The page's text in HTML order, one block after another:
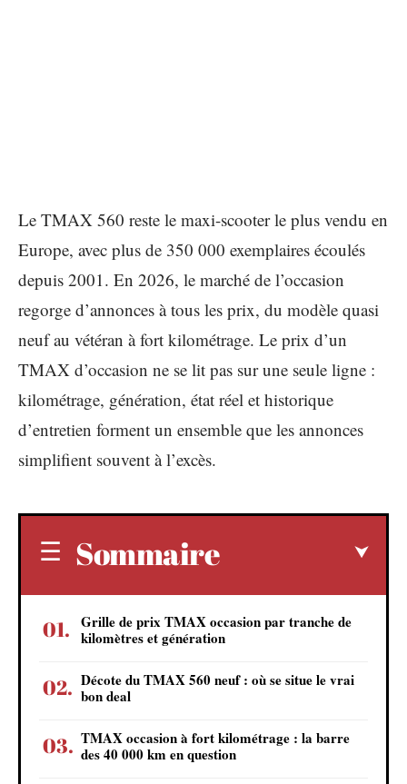
Le TMAX 560 reste le maxi-scooter le plus vendu en
Europe, avec plus de 350 000 exemplaires écoulés
depuis 2001. En 2026, le marché de l’occasion
regorge d’annonces à tous les prix, du modèle quasi
neuf au vétéran à fort kilométrage. Le prix d’un
TMAX d’occasion ne se lit pas sur une seule ligne :
kilométrage, génération, état réel et historique
d’entretien forment un ensemble que les annonces
simplifient souvent à l’excès.
Sommaire
Grille de prix TMAX occasion par tranche de
kilomètres et génération
Décote du TMAX 560 neuf : où se situe le vrai
bon deal
TMAX occasion à fort kilométrage : la barre
des 40 000 km en question